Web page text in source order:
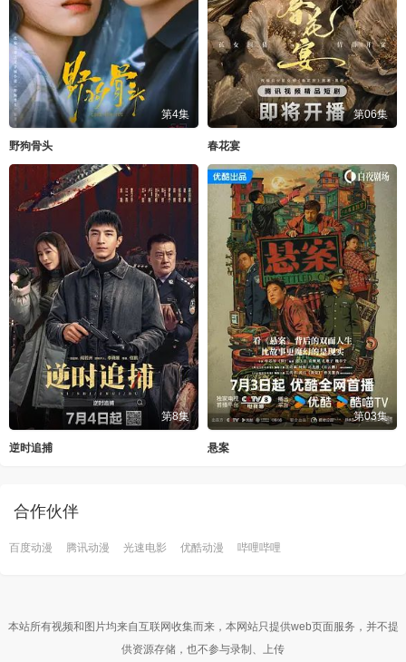
第4集
野狗骨头
第06集
春花宴
第8集
逆时追捕
第03集
悬案
合作伙伴
百度动漫 腾讯动漫 光速电影 优酷动漫 哔哩哔哩
本站所有视频和图片均来自互联网收集而来，本网站只提供web页面服务，并不提
供资源存储，也不参与录制、上传